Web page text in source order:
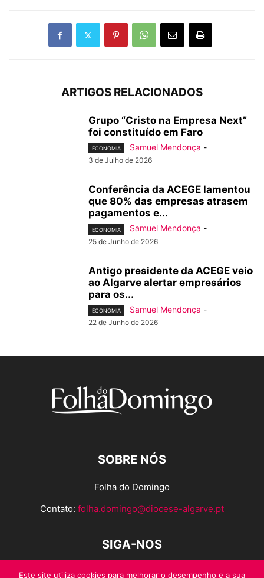
ARTIGOS RELACIONADOS
Grupo “Cristo na Empresa Next”
foi constituído em Faro
ECONOMIA Samuel Mendonça -
3 de Julho de 2026
Conferência da ACEGE lamentou
que 80% das empresas atrasem
pagamentos e...
ECONOMIA Samuel Mendonça -
25 de Junho de 2026
Antigo presidente da ACEGE veio
ao Algarve alertar empresários
para os...
ECONOMIA Samuel Mendonça -
22 de Junho de 2026
SOBRE NÓS
Folha do Domingo
Contato: folha.domingo@diocese-algarve.pt
SIGA-NOS
Este site utiliza cookies para melhorar o desempenho e a sua